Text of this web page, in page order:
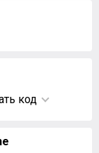
код